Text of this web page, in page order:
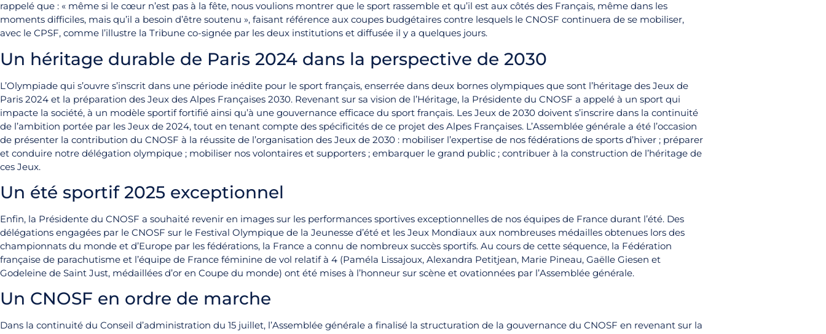
rappelé que : « même si le cœur n’est pas à la fête, nous voulions montrer que le sport rassemble et qu’il est aux côtés des Français, même dans les
moments difficiles, mais qu’il a besoin d’être soutenu », faisant référence aux coupes budgétaires contre lesquels le CNOSF continuera de se mobiliser,
avec le CPSF, comme l’illustre la Tribune co-signée par les deux institutions et diffusée il y a quelques jours.
Un héritage durable de Paris 2024 dans la perspective de 2030
L’Olympiade qui s’ouvre s’inscrit dans une période inédite pour le sport français, enserrée dans deux bornes olympiques que sont l’héritage des Jeux de
Paris 2024 et la préparation des Jeux des Alpes Françaises 2030. Revenant sur sa vision de l’Héritage, la Présidente du CNOSF a appelé à un sport qui
impacte la société, à un modèle sportif fortifié ainsi qu’à une gouvernance efficace du sport français. Les Jeux de 2030 doivent s’inscrire dans la continuité
de l’ambition portée par les Jeux de 2024, tout en tenant compte des spécificités de ce projet des Alpes Françaises. L’Assemblée générale a été l’occasion
de présenter la contribution du CNOSF à la réussite de l’organisation des Jeux de 2030 : mobiliser l’expertise de nos fédérations de sports d’hiver ; préparer
et conduire notre délégation olympique ; mobiliser nos volontaires et supporters ; embarquer le grand public ; contribuer à la construction de l’héritage de
ces Jeux.
Un été sportif 2025 exceptionnel
Enfin, la Présidente du CNOSF a souhaité revenir en images sur les performances sportives exceptionnelles de nos équipes de France durant l’été. Des
délégations engagées par le CNOSF sur le Festival Olympique de la Jeunesse d’été et les Jeux Mondiaux aux nombreuses médailles obtenues lors des
championnats du monde et d’Europe par les fédérations, la France a connu de nombreux succès sportifs. Au cours de cette séquence, la Fédération
française de parachutisme et l’équipe de France féminine de vol relatif à 4 (Paméla Lissajoux, Alexandra Petitjean, Marie Pineau, Gaëlle Giesen et
Godeleine de Saint Just, médaillées d’or en Coupe du monde) ont été mises à l’honneur sur scène et ovationnées par l’Assemblée générale.
Un CNOSF en ordre de marche
Dans la continuité du Conseil d’administration du 15 juillet, l’Assemblée générale a finalisé la structuration de la gouvernance du CNOSF en revenant sur la